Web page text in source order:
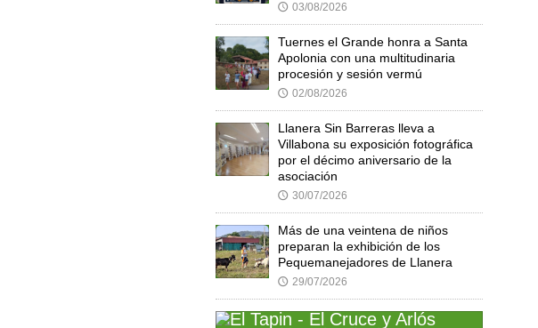
🕔 03/08/2026
Tuernes el Grande honra a Santa
Apolonia con una multitudinaria
procesión y sesión vermú
🕔 02/08/2026
Llanera Sin Barreras lleva a
Villabona su exposición fotográfica
por el décimo aniversario de la
asociación
🕔 30/07/2026
Más de una veintena de niños
preparan la exhibición de los
Pequemanejadores de Llanera
🕔 29/07/2026